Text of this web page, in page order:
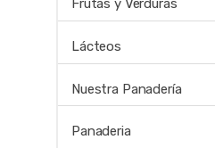
Frutas y Verduras
Lácteos
Nuestra Panadería
Panaderia